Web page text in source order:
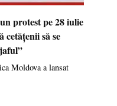
protest pe 28 iulie
să se
Moldova a lansat